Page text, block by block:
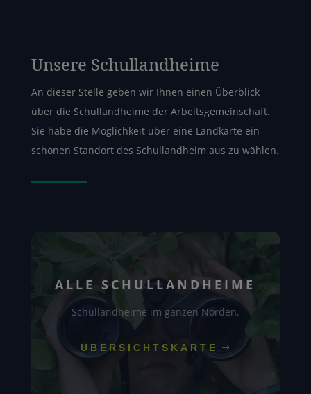
Unsere Schullandheime
An dieser Stelle geben wir Ihnen einen Überblick
über die Schullandheime der Arbeitsgemeinschaft.
Sie habe die Möglichkeit über eine Landkarte ein
schönen Standort des Schullandheim aus zu wählen.
ALLE SCHULLANDHEIME
Schullandheime im ganzen Norden.
ÜBERSICHTSKARTE